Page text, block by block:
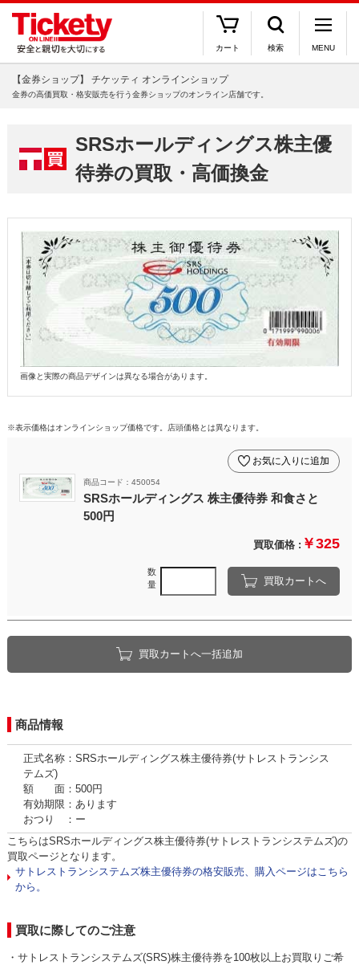
カート 検索 MENU
【金券ショップ】 チケッティ オンラインショップ
金券の高価買取・格安販売を行う金券ショップのオンライン店舗です。
SRSホールディングス株主優
待券の買取・高価換金
画像と実際の商品デザインは異なる場合があります。
※表示価格はオンラインショップ価格です。店頭価格とは異なります。
商品コード：450054
SRSホールディングス 株主優待券 和食さと
500円
お気に入りに追加
買取価格 : ￥325
数
量
買取カートへ
買取カートへ一括追加
商品情報
正式名称：SRSホールディングス株主優待券(サトレストランシス
テムズ)
額 面：500円
有効期限：あります
おつり ：ー
こちらはSRSホールディングス株主優待券(サトレストランシステムズ)の
買取ページとなります。
サトレストランシステムズ株主優待券の格安販売、購入ページはこちら
から。
買取に際してのご注意
・サトレストランシステムズ(SRS)株主優待券を100枚以上お買取りご希